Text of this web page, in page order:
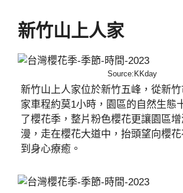
新竹山上人家
Source:KKday
新竹山上人家位於新竹五峰，從新
家車程約莫1小時，園區的自然生態
了櫻花季，整片粉色櫻花更讓園區
漫，走在櫻花大道中，抬頭望向櫻
到身心療癒。